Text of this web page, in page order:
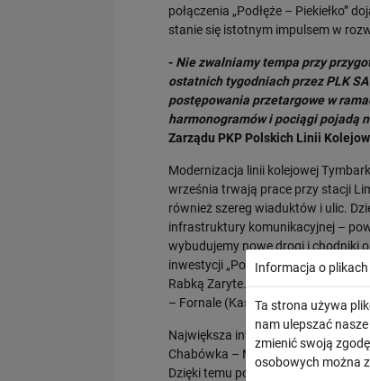
połączenia „Podłęże – Piekiełko”
stanie się istotnym impulsem w
- Nie zwalniamy tempa przy
ostatnich tygodniach przez PLK
postępowania przetargowe w
harmonogramów i pociągi pojadą
Zarządu PKP Polskich Linii
Modernizacja linii kolejowej
września trwają prace przy stacji
również szereg wiaduktów i ulic.
infrastruktury komunikacyjnej –
wybudujemy nowe drogi i chodniki
inwestycji „Podłęże – Piekiełko”.
Rabką Zaryte. W toku są
– Fornale (Kasina Wielka),
Największa inwestycja kolejowa na
Chabówka – Nowy Sącz i budowy
Dzięki temu powstanie nowe
Informacja o
Ta strona używa
nam ulepszać
zmienić swoją
osobowych można